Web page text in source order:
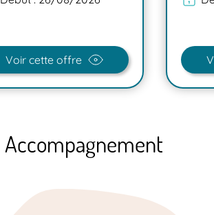
Voir cette offre
Accompagnement